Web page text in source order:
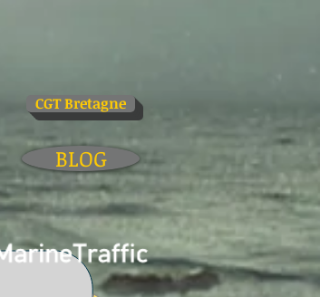
CGT Bretagne
BLOG